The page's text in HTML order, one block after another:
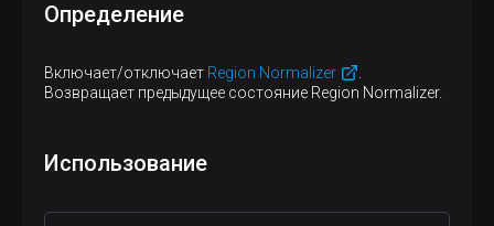
Определение
Включает/отключает Region Normalizer
Возвращает предыдущее состояние Region Normalizer.
Использование